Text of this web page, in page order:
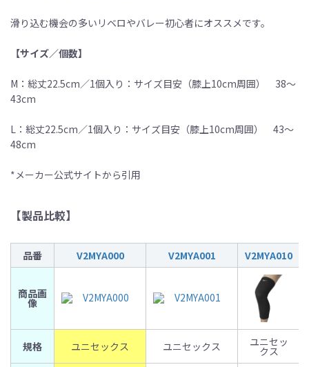
滑り込む機会の多いリベロやバレー初心者にオススメです。
【サイズ／個数】
M：総丈22.5cm／1個入り：サイズ目安（膝上10cm周囲） 38〜
43cm
L：総丈22.5cm／1個入り：サイズ目安（膝上10cm周囲） 43〜
48cm
*メーカー公式サイトから引用
【製品比較】
品番 V2MYA000 V2MYA001 V2MYA010
商品画
像
規格 ユニセックス ユニセックス ユニセッ
クス